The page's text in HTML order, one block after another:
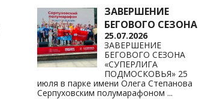
ЗАВЕРШЕНИЕ
БЕГОВОГО СЕЗОНА
25.07.2026
ЗАВЕРШЕНИЕ
БЕГОВОГО СЕЗОНА
«СУПЕРЛИГА
ПОДМОСКОВЬЯ» 25
июля в парке имени Олега Степанова
Серпуховским полумарафоном ...